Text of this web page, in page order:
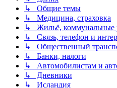
↳ Общие темы
↳ Медицина, страховка
↳ Жильё, коммунальные
↳ Связь, телефон и
↳ Общественный
↳ Банки, налоги
↳ Автомобилистам и
↳ Дневники
↳ Исландия